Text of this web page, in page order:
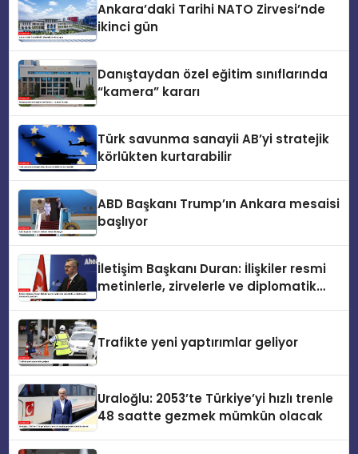
Ankara’daki Tarihi NATO Zirvesi’nde
ikinci gün
Danıştaydan özel eğitim sınıflarında
“kamera” kararı
Türk savunma sanayii AB’yi stratejik
körlükten kurtarabilir
ABD Başkanı Trump’ın Ankara mesaisi
başlıyor
İletişim Başkanı Duran: İlişkiler resmi
metinlerle, zirvelerle ve diplomatik
Trafikte yeni yaptırımlar geliyor
Uraloğlu: 2053’te Türkiye’yi hızlı trenle
48 saatte gezmek mümkün olacak